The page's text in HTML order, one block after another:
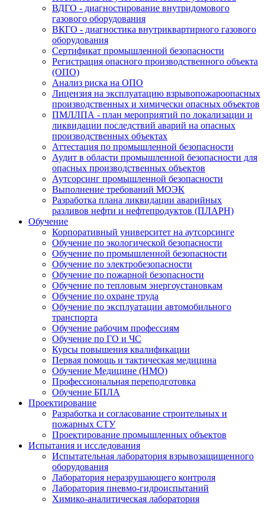
ВДГО - диагностирование внутридомового
газового оборудования
ВКГО - диагностика внутриквартирного газового
оборудования
Сертификат промышленной безопасности
Регистрация опасного производственного объекта
(ОПО)
Анализ риска на ОПО
Лицензия на эксплуатацию взрывопожароопасных
производственных и химически опасных объектов
ПМЛЛПА - план мероприятий по локализации и
ликвидации последствий аварий на опасных
производственных объектах
Аттестация по промышленной безопасности
Аудит в области промышленной безопасности для
опасных производственных объектов
Аутсорсинг промышленной безопасности
Выполнение требований МОЭК
Разработка плана ликвидации аварийных
разливов нефти и нефтепродуктов (ПЛАРН)
Обучение
Корпоративный университет на аутсорсинге
Обучение по экологической безопасности
Обучение по промышленной безопасности
Обучение по электробезопасности
Обучение по пожарной безопасности
Обучение по тепловым энергоустановкам
Обучение по охране труда
Обучение по эксплуатации автомобильного
транспорта
Обучение рабочим профессиям
Обучение по ГО и ЧС
Курсы повышения квалификации
Первая помощь и тактическая медицина
Обучение Медицине (НМО)
Профессиональная переподготовка
Обучение БПЛА
Проектирование
Разработка и согласование строительных и
пожарных СТУ
Проектирование промышленных объектов
Испытания и исследования
Испытательная лаборатория взрывозащищенного
оборудования
Лаборатория неразрушающего контроля
Лаборатория пневмо-гидроиспытаний
Химико-аналитическая лаборатория